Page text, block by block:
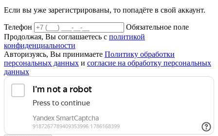
Если вы уже зарегистрированы, то попадёте в свой аккаунт.
Телефон
Обязательное поле
Продолжая, Вы соглашаетесь с политикой
конфиденциальности
Авторизуясь, Вы принимаете Политику обработки
персональных данных и согласие на обработку персональных
данных